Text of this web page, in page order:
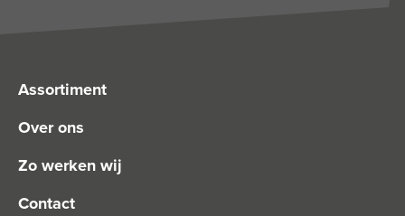
Assortiment
Over ons
Zo werken wij
Contact